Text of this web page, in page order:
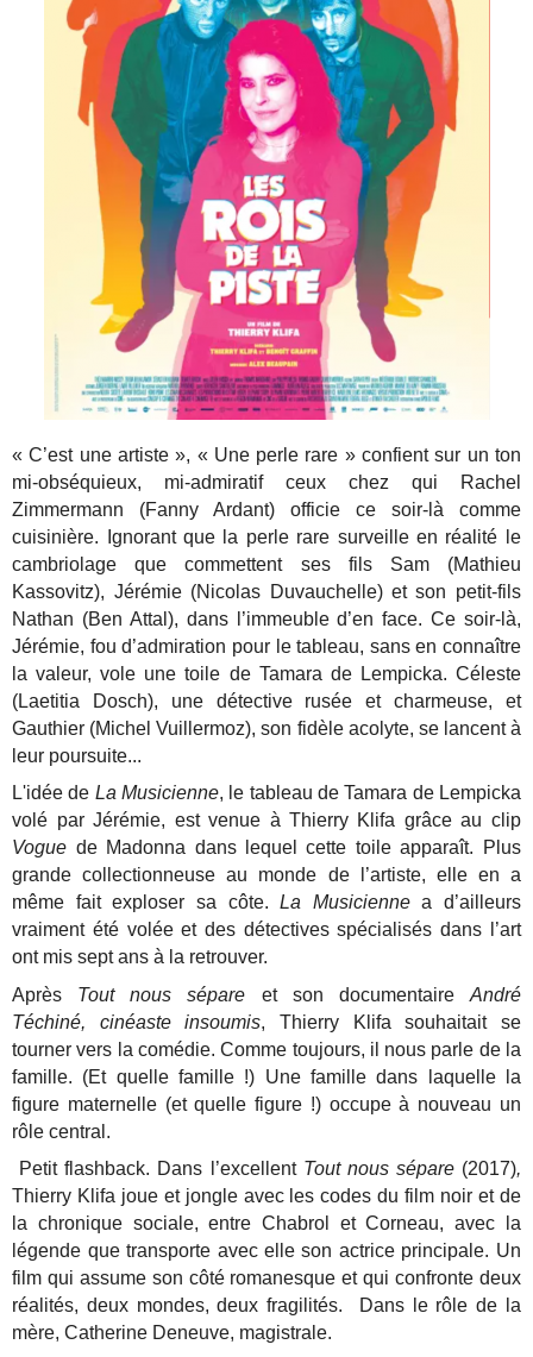
« C’est une artiste », « Une perle rare » confient sur un ton
mi-obséquieux, mi-admiratif ceux chez qui Rachel
Zimmermann (Fanny Ardant) officie ce soir-là comme
cuisinière. Ignorant que la perle rare surveille en réalité le
cambriolage que commettent ses fils Sam (Mathieu
Kassovitz), Jérémie (Nicolas Duvauchelle) et son petit-fils
Nathan (Ben Attal), dans l’immeuble d’en face. Ce soir-là,
Jérémie, fou d’admiration pour le tableau, sans en connaître
la valeur, vole une toile de Tamara de Lempicka. Céleste
(Laetitia Dosch), une détective rusée et charmeuse, et
Gauthier (Michel Vuillermoz), son fidèle acolyte, se lancent à
leur poursuite...
L'idée de La Musicienne, le tableau de Tamara de Lempicka
volé par Jérémie, est venue à Thierry Klifa grâce au clip
Vogue de Madonna dans lequel cette toile apparaît. Plus
grande collectionneuse au monde de l’artiste, elle en a
même fait exploser sa côte.La Musiciennea d’ailleurs
vraiment été volée et des détectives spécialisés dans l’art
ont mis sept ans à la retrouver.
Après Tout nous sépare et son documentaire André
Téchiné, cinéaste insoumis, Thierry Klifa souhaitait se
tourner vers la comédie. Comme toujours, il nous parle de la
famille. (Et quelle famille !) Une famille dans laquelle la
figure maternelle (et quelle figure !) occupe à nouveau un
rôle central.
Petit flashback. Dans l’excellent Tout nous sépare(2017),
Thierry Klifa joue et jongle avec les codes du film noir et de
la chronique sociale, entre Chabrol et Corneau, avec la
légende que transporte avec elle son actrice principale. Un
film qui assume son côté romanesque et qui confronte deux
réalités, deux mondes, deux fragilités. Dans le rôle de la
mère, Catherine Deneuve, magistrale.